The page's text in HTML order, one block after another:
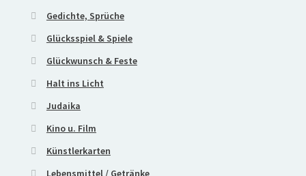
Gedichte, Sprüche
Glücksspiel & Spiele
Glückwunsch & Feste
Halt ins Licht
Judaika
Kino u. Film
Künstlerkarten
Lebensmittel / Getränke